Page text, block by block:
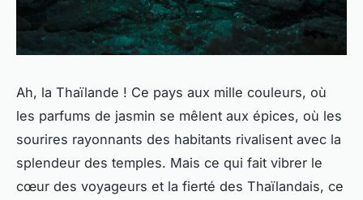
Ah, la Thaïlande ! Ce pays aux mille couleurs, où
les parfums de jasmin se mêlent aux épices, où les
sourires rayonnants des habitants rivalisent avec la
splendeur des temples. Mais ce qui fait vibrer le
cœur des voyageurs et la fierté des Thaïlandais, ce